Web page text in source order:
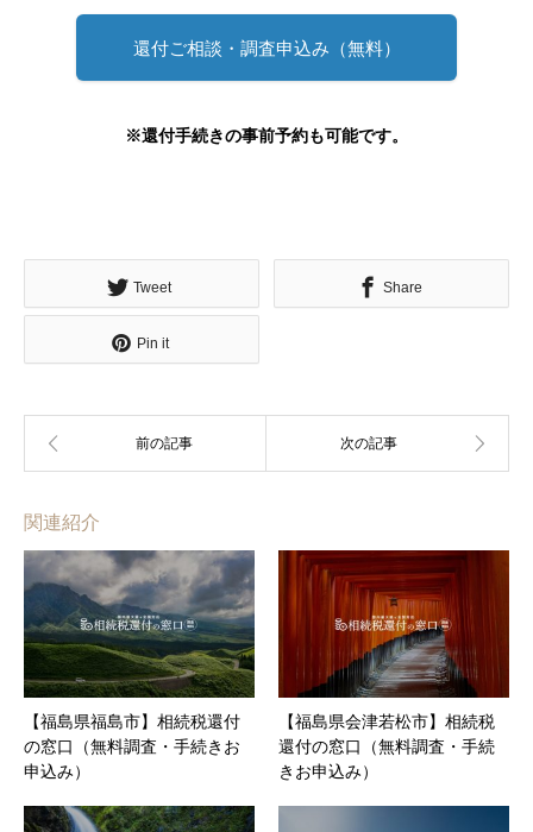
還付ご相談・調査申込み（無料）
※還付手続きの事前予約も可能です。
Tweet Share
Pin it
関連紹介
【福島県福島市】相続税還付
の窓口（無料調査・手続きお
申込み）
【福島県会津若松市】相続税
還付の窓口（無料調査・手続
きお申込み）